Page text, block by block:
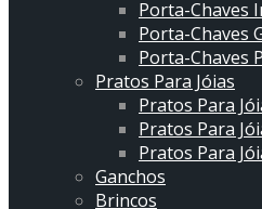
Porta-Chaves
Porta-Chaves
Porta-Chaves
Pratos Para Jóias
Pratos Para
Pratos Para
Pratos Para
Ganchos
Brincos